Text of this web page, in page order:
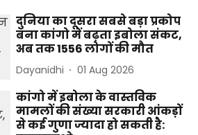
दुनिया का दूसरा सबसे बड़ा प्रकोप
बना कांगो में बढ़ता इबोला संकट,
अब तक 1556 लोगों की मौत
Dayanidhi 01 Aug 2026
कांगो में इबोला के वास्तविक
मामलों की संख्या सरकारी आंकड़ों
से कई गुणा ज्यादा हो सकती है: